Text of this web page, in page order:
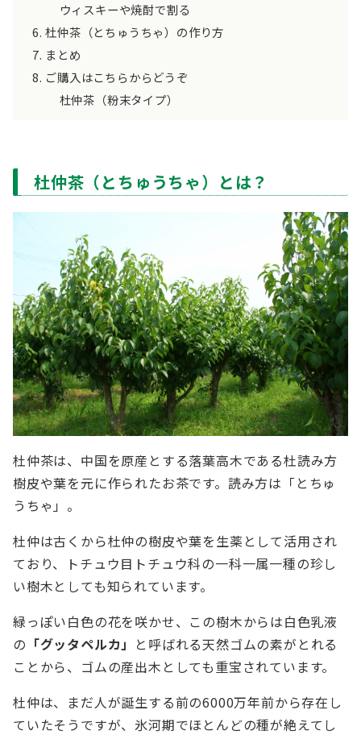
ウィスキーや焼酎で割る
杜仲茶（とちゅうちゃ）の作り方
まとめ
ご購入はこちらからどうぞ
杜仲茶（粉末タイプ）
杜仲茶（とちゅうちゃ）とは？
杜仲茶は、中国を原産とする落葉高木である杜読み方
樹皮や葉を元に作られたお茶です。読み方は「とちゅ
うちゃ」。
杜仲は古くから杜仲の樹皮や葉を生薬として活用され
ており、トチュウ目トチュウ科の一科一属一種の珍し
い樹木としても知られています。
緑っぽい白色の花を咲かせ、この樹木からは白色乳液
の 「グッタペルカ」 と呼ばれる天然ゴムの素がとれる
ことから、ゴムの産出木としても重宝されています。
杜仲は、まだ人が誕生する前の6000万年前から存在し
ていたそうですが、氷河期でほとんどの種が絶えてし